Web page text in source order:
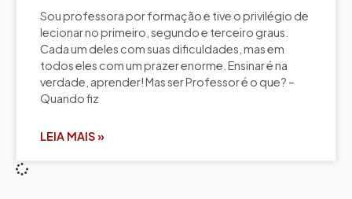
Sou professora por formação e tive o privilégio de
lecionar no primeiro, segundo e terceiro graus.
Cada um deles com suas dificuldades, mas em
todos eles com um prazer enorme. Ensinar é na
verdade, aprender! Mas ser Professor é o que? –
Quando fiz
LEIA MAIS »